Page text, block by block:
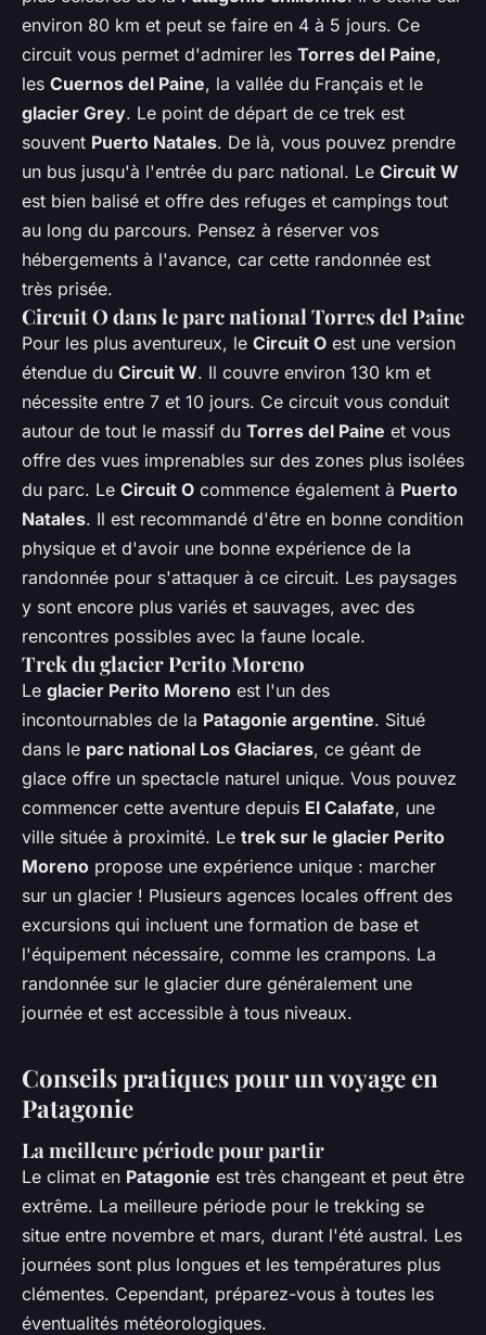
environ 80 km et peut se faire en 4 à 5 jours. Ce
circuit vous permet d'admirer les Torres del Paine,
les Cuernos del Paine, la vallée du Français et le
glacier Grey. Le point de départ de ce trek est
souvent Puerto Natales. De là, vous pouvez prendre
un bus jusqu'à l'entrée du parc national. Le Circuit W
est bien balisé et offre des refuges et campings tout
au long du parcours. Pensez à réserver vos
hébergements à l'avance, car cette randonnée est
très prisée.
Circuit O dans le parc national Torres del Paine
Pour les plus aventureux, le Circuit O est une version
étendue du Circuit W. Il couvre environ 130 km et
nécessite entre 7 et 10 jours. Ce circuit vous conduit
autour de tout le massif du Torres del Paine et vous
offre des vues imprenables sur des zones plus isolées
du parc. Le Circuit O commence également à Puerto
Natales. Il est recommandé d'être en bonne condition
physique et d'avoir une bonne expérience de la
randonnée pour s'attaquer à ce circuit. Les paysages
y sont encore plus variés et sauvages, avec des
rencontres possibles avec la faune locale.
Trek du glacier Perito Moreno
Le glacier Perito Moreno est l'un des
incontournables de la Patagonie argentine. Situé
dans le parc national Los Glaciares, ce géant de
glace offre un spectacle naturel unique. Vous pouvez
commencer cette aventure depuis El Calafate, une
ville située à proximité. Le trek sur le glacier Perito
Moreno propose une expérience unique : marcher
sur un glacier ! Plusieurs agences locales offrent des
excursions qui incluent une formation de base et
l'équipement nécessaire, comme les crampons. La
randonnée sur le glacier dure généralement une
journée et est accessible à tous niveaux.
Conseils pratiques pour un voyage en
Patagonie
La meilleure période pour partir
Le climat en Patagonie est très changeant et peut être
extrême. La meilleure période pour le trekking se
situe entre novembre et mars, durant l'été austral. Les
journées sont plus longues et les températures plus
clémentes. Cependant, préparez-vous à toutes les
éventualités météorologiques.